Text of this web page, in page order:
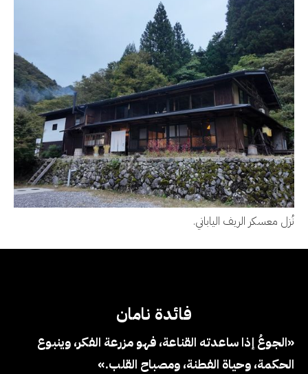
نُزل معسكر الريف الياباني.
فائدة نامان
«الجوعُ إذا ساعدته القناعة، فهو مزرعة الفكر، وينبوع
الحكمة، وحياة الفطنة، ومصباح القلب.»